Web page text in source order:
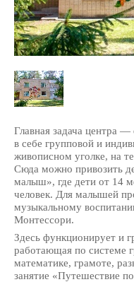
Главная задача центра
в себе групповой и
живописном уголке, на
Сюда можно привозить
малыш», где дети от 14
человек. Для малышей
музыкальному
Монтессори.
Здесь функционирует и
работающая по системе
математике, грамоте,
занятие «Путешествие